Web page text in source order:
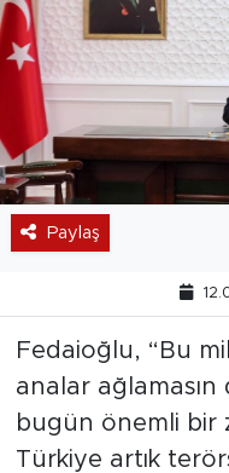
Paylaş
Fedaioğlu, “Bu
analar
bugün önemli bir
Türkiye artık